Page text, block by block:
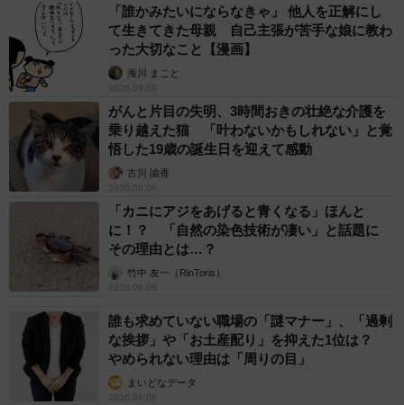
「誰かみたいにならなきゃ」 他人を正解にし
て生きてきた母親 自己主張が苦手な娘に教わ
った大切なこと【漫画】
海川 まこと
2026.08.06
がんと片目の失明、3時間おきの壮絶な介護を
乗り越えた猫 「叶わないかもしれない」と覚
悟した19歳の誕生日を迎えて感動
古川 諭香
2026.08.06
「カニにアジをあげると青くなる」ほんと
に！？ 「自然の染色技術が凄い」と話題に
その理由とは…？
竹中 友一（RinToris）
2026.08.06
誰も求めていない職場の「謎マナー」、「過剰
な挨拶」や「お土産配り」を抑えた1位は？
やめられない理由は「周りの目」
まいどなデータ
2026.08.06